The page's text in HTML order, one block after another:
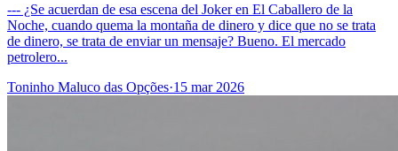
--- ¿Se acuerdan de esa escena del Joker en El Caballero de la
Noche, cuando quema la montaña de dinero y dice que no se trata
de dinero, se trata de enviar un mensaje? Bueno. El mercado
petrolero...
Toninho Maluco das Opções·15 mar 2026